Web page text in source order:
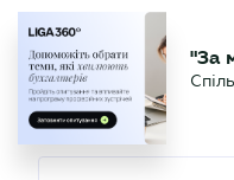
БУХГАЛТЕР
"За